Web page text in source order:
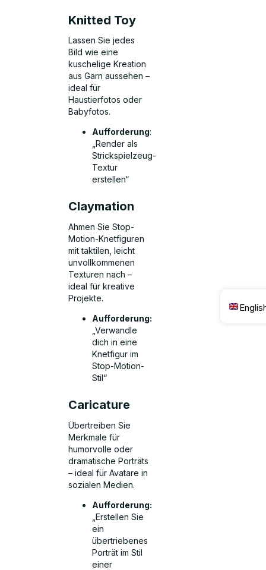
Knitted Toy
Lassen Sie jedes
Bild wie eine
kuschelige Kreation
aus Garn aussehen –
ideal für
Haustierfotos oder
Babyfotos.
Aufforderung:
„Render als
Strickspielzeug-
Textur
erstellen“
Claymation
Ahmen Sie Stop-
Motion-Knetfiguren
mit taktilen, leicht
unvollkommenen
Texturen nach –
ideal für kreative
Projekte.
Aufforderung:
„Verwandle
dich in eine
Knetfigur im
Stop-Motion-
Stil“
Caricature
Übertreiben Sie
Merkmale für
humorvolle oder
dramatische Porträts
– ideal für Avatare in
sozialen Medien.
Aufforderung:
„Erstellen Sie
ein
übertriebenes
Porträt im Stil
einer